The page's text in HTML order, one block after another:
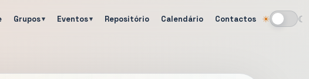
Grupos Eventos Repositório Calendário Contactos ☀ ☾
Alternar tema